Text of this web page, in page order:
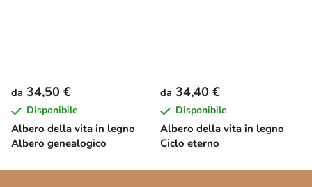
Albero della vita in legno
Albero genealogico
da 34,50 €
Disponibile
Albero della vita in legno
Ciclo eterno
da 34,40 €
Disponibile